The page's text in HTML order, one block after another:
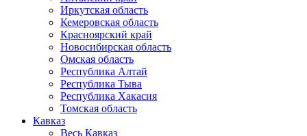
Иркутская область
Кемеровская область
Красноярский край
Новосибирская область
Омская область
Республика Алтай
Республика Тыва
Республика Хакасия
Томская область
Кавказ
Весь Кавказ